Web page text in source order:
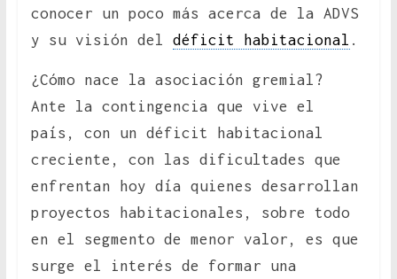
conocer un poco más acerca de la ADVS
y su visión del déficit habitacional .
¿Cómo nace la asociación gremial?
Ante la contingencia que vive el
país, con un déficit habitacional
creciente, con las dificultades que
enfrentan hoy día quienes desarrollan
proyectos habitacionales, sobre todo
en el segmento de menor valor, es que
surge el interés de formar una